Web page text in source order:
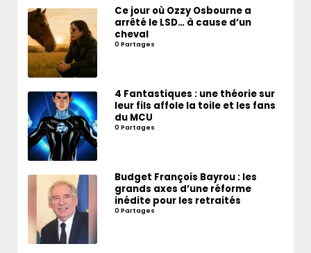
Ce jour où Ozzy Osbourne a
arrêté le LSD… à cause d’un
cheval
0 Partages
4 Fantastiques : une théorie sur
leur fils affole la toile et les fans
du MCU
0 Partages
Budget François Bayrou : les
grands axes d’une réforme
inédite pour les retraités
0 Partages